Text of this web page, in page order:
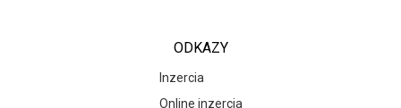
ODKAZY
Inzercia
Online inzercia